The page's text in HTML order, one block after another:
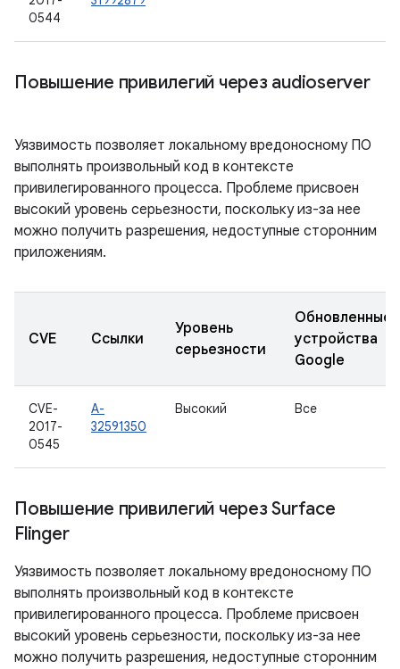
0544
Повышение привилегий через audioserver
Уязвимость позволяет локальному вредоносному ПО
выполнять произвольный код в контексте
привилегированного процесса. Проблеме присвоен
высокий уровень серьезности, поскольку из-за нее
можно получить разрешения, недоступные сторонним
приложениям.
CVE Ссылки
Уровень
серьезности
Обновленные
устройства
Google
CVE-
2017-
0545
A-
32591350
Высокий Все
Повышение привилегий через Surface
Flinger
Уязвимость позволяет локальному вредоносному ПО
выполнять произвольный код в контексте
привилегированного процесса. Проблеме присвоен
высокий уровень серьезности, поскольку из-за нее
можно получить разрешения, недоступные сторонним